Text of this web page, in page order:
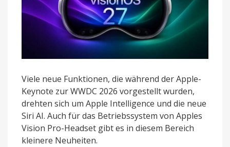
Viele neue Funktionen, die während der Apple-
Keynote zur WWDC 2026 vorgestellt wurden,
drehten sich um Apple Intelligence und die neue
Siri AI. Auch für das Betriebssystem von Apples
Vision Pro-Headset gibt es in diesem Bereich
kleinere Neuheiten.